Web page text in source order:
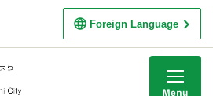
Foreign Language